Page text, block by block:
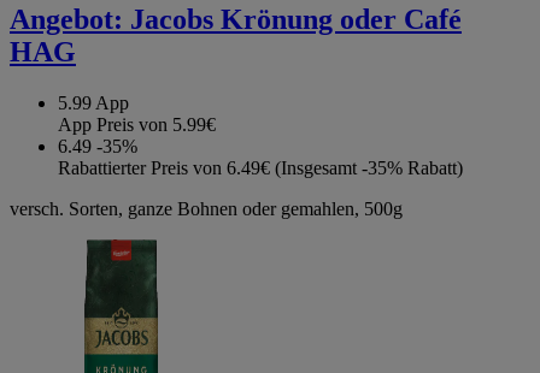
Angebot: Jacobs Krönung oder Café
HAG
5.99 App
App Preis von 5.99€
6.49 -35%
Rabattierter Preis von 6.49€ (Insgesamt -35% Rabatt)
versch. Sorten, ganze Bohnen oder gemahlen, 500g